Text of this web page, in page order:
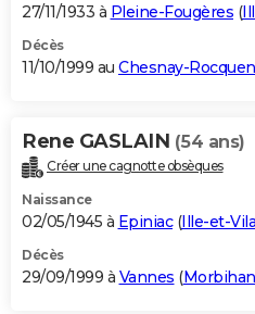
27/11/1933 à Pleine-Fougères (
Décès
11/10/1999 au Chesnay-
Rene GASLAIN (54 ans)
Créer une cagnotte obsèques
Naissance
02/05/1945 à Epiniac(Ille-et-
Décès
29/09/1999 à Vannes (Morbihan